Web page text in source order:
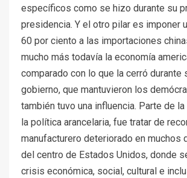
específicos como se hizo durante su
presidencia. Y el otro pilar es imponer
60 por ciento a las importaciones
mucho más todavía la economía
comparado con lo que la cerró durante
gobierno, que mantuvieron los
también tuvo una influencia. Parte de
la política arancelaria, fue tratar de
manufacturero deteriorado en muchos
del centro de Estados Unidos, donde
crisis económica, social, cultural e